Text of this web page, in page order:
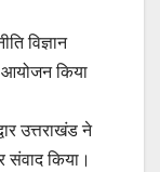
विज्ञान
आयोजन किया
उत्तराखंड ने
संवाद किया।